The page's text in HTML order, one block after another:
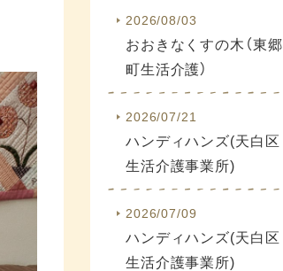
2026/08/03
おおきなくすの木（東郷
町生活介護）
2026/07/21
ハンディハンズ(天白区
生活介護事業所)
2026/07/09
ハンディハンズ(天白区
生活介護事業所)